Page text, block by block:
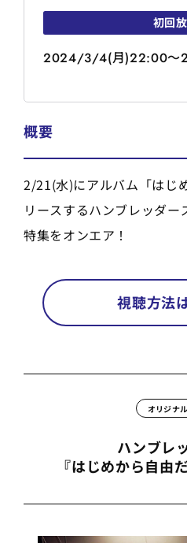
初回
2024/3/4(月)22:00～
概要
2/21(水)にアルバム「はじ
リースするハンブレッダ
特集をオンエア！
視聴方法
オリジナ
ハンブレ
『はじめから自由